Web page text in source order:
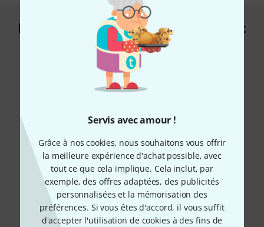
Servis avec amour !
Grâce à nos cookies, nous souhaitons vous offrir
la meilleure expérience d'achat possible, avec
tout ce que cela implique. Cela inclut, par
exemple, des offres adaptées, des publicités
personnalisées et la mémorisation des
préférences. Si vous êtes d'accord, il vous suffit
d'accepter l'utilisation de cookies à des fins de
Les clients qui ont regardé ce produit
ont acheté ceci
71%
ONT ACHETÉ
EXACTEMENT CE PRODUIT
109 €
8%
ONT ACHETÉ
Rode PodMic
75 €